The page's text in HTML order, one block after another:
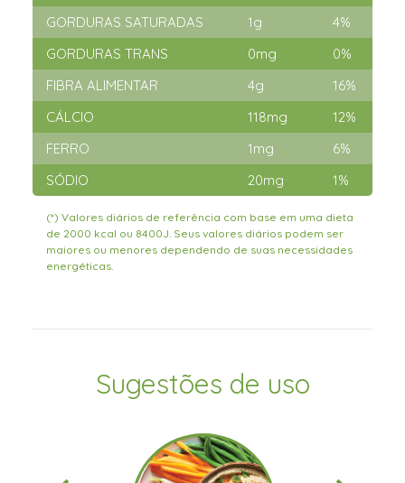
GORDURAS SATURADAS
1g
4%
GORDURAS TRANS
0mg
0%
FIBRA ALIMENTAR
4g
16%
CÁLCIO
118mg
12%
FERRO
1mg
6%
SÓDIO
20mg 1%
(*) Valores diários de referência com base em uma dieta
de 2000 kcal ou 8400J. Seus valores diários podem ser
maiores ou menores dependendo de suas necessidades
energéticas.
Sugestões de uso